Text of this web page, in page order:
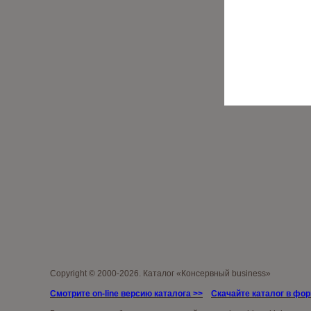
Copyright © 2000-2026. Каталог «Консервный business»
Смотрите on-line версию каталога >> Скачайте каталог в